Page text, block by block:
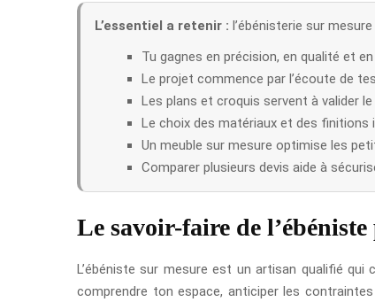
L’essentiel a retenir : l’ébénisterie sur
Tu gagnes en précision, en qualité et en
Le projet commence par l’écoute de
Les plans et croquis servent à valider
Le choix des matériaux et des finitions
Un meuble sur mesure optimise les
Comparer plusieurs devis aide à
Le savoir-faire de
L’ébéniste sur mesure est un artisan qualifié
comprendre ton espace, anticiper les